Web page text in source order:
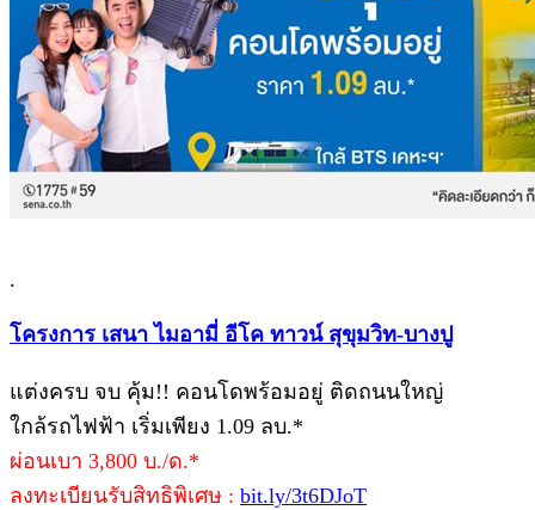
.
โครงการ เสนา ไมอามี่ อีโค ทาวน์ สุขุมวิท-บางปู
แต่งครบ จบ คุ้ม!! คอนโดพร้อมอยู่ ติดถนนใหญ่
ใกล้รถไฟฟ้า เริ่มเพียง 1.09 ลบ.*
ผ่อนเบา 3,800 บ./ด.*
ลงทะเบียนรับสิทธิพิเศษ : bit.ly/3t6DJoT